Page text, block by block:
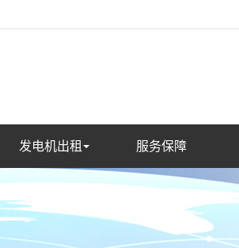
发电机出租 服务保障